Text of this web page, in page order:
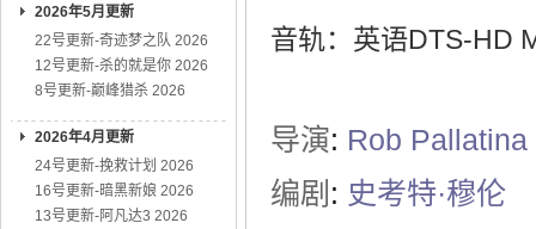
2026年5月更新
22号更新-奇迹梦之队 2026
12号更新-杀的就是你 2026
8号更新-巅峰猎杀 2026
2026年4月更新
24号更新-挽救计划 2026
16号更新-暗黑新娘 2026
13号更新-阿凡达3 2026
音轨：英语DTS-HD
导演: Rob Pallatina
编剧 : 史考特·穆伦